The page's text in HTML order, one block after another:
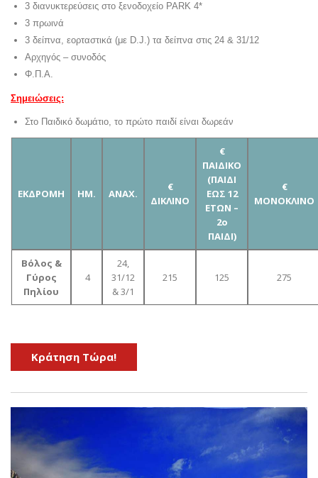
3 διανυκτερεύσεις στο ξενοδοχείο PARK 4*
3 πρωινά
3 δείπνα, εορταστικά (με D.J.) τα δείπνα στις 24 & 31/12
Αρχηγός – συνοδός
Φ.Π.Α.
Σημειώσεις:
Στο Παιδικό δωμάτιο, το πρώτο παιδί είναι δωρεάν
ΕΚΔΡΟΜΗ ΗΜ. ΑΝΑΧ.
€
ΔΙΚΛΙΝΟ
€
ΠΑΙΔΙΚΟ
(ΠΑΙΔΙ
ΕΩΣ 12
ΕΤΩΝ –
2o
ΠΑΙΔΙ)
€
ΜΟΝOΚΛΙΝΟ
Βόλος &
Γύρος
Πηλίου
4
24,
31/12
& 3/1
215 125 275
Kράτηση Τώρα!